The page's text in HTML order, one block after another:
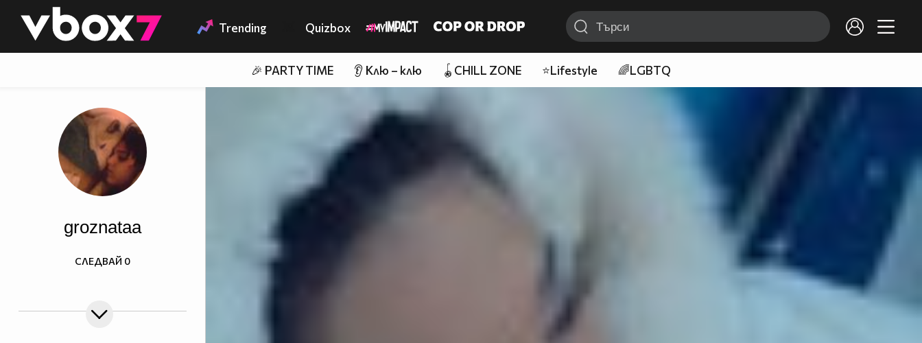
👾 Trending Quizbox
🎉 PARTY TIME 👂 Клю – клю 🪀CHILL ZONE ⭐Lifestyle 🌈LGBTQ
groznataa
СЛЕДВАЙ 0